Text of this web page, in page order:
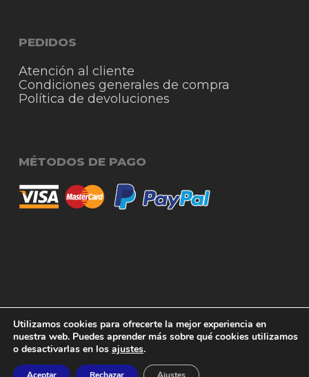
Subtotal: 0,00
Ver carrito
PEDIDOS
Atención al cliente
Condiciones generales de compra
Política de devoluciones
MÉTODOS DE PAGO
© 2026 RigmoSur. Proyecto realizado por Grado
Creativo Agencia de Publicidad
facebookinstagramwhatsappphone
Utilizamos cookies para ofrecerte la mejor experiencia en
nuestra web. Puedes aprender más sobre qué cookies utilizamos
o desactivarlas en los ajustes.